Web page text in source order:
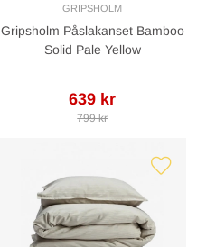
GRIPSHOLM
Gripsholm Påslakanset Bamboo
Solid Pale Yellow
639 kr
799 kr